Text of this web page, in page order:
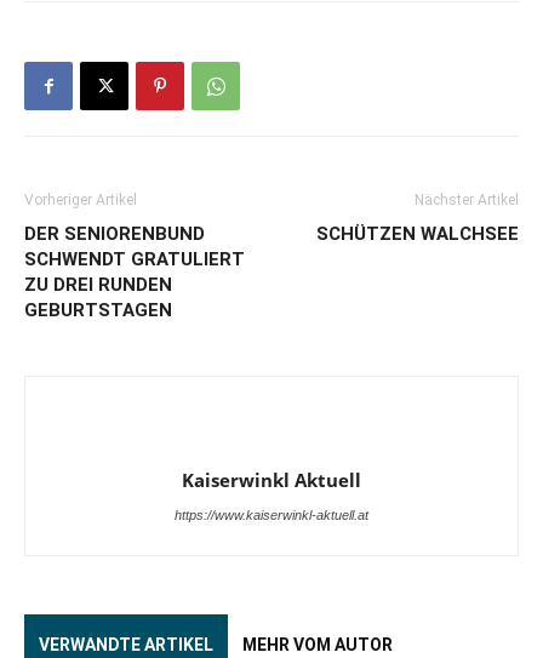
Vorheriger Artikel
DER SENIORENBUND
SCHWENDT GRATULIERT
ZU DREI RUNDEN
GEBURTSTAGEN
Nächster Artikel
SCHÜTZEN WALCHSEE
Kaiserwinkl Aktuell
https://www.kaiserwinkl-aktuell.at
VERWANDTE ARTIKEL MEHR VOM AUTOR